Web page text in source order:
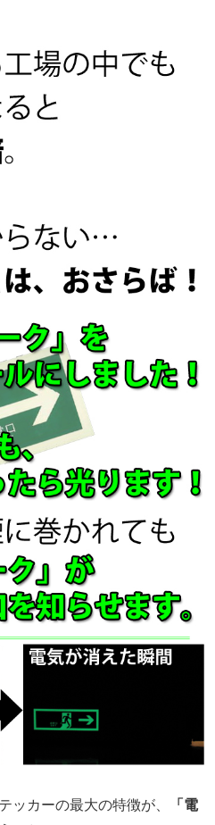
ッカーの最大の特徴が、
「電